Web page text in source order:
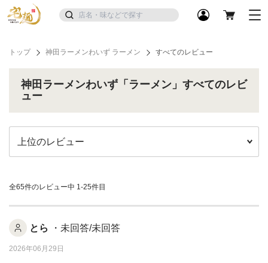
トップ 神田ラーメンわいず ラーメン すべてのレビュー
神田ラーメンわいず「ラーメン」すべてのレビ
ュー
全65件のレビュー中 1-25件目
とら ・未回答/未回答
2026年06月29日